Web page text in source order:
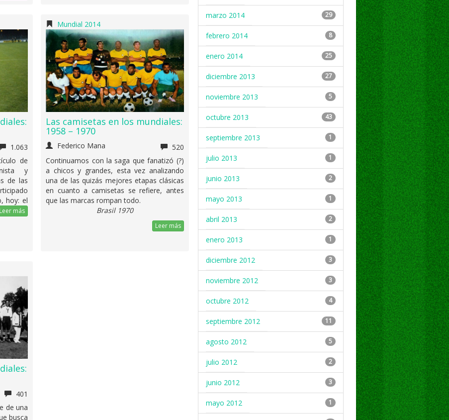
1.063
de
y
de las
hoy: el
Leer más
Mundial 2014
Las camisetas en los mundiales:
1958 – 1970
Federico Mana
520
Continuamos con la saga que fanatizó (?)
a chicos y grandes, esta vez analizando
una de las quizás mejores etapas clásicas
en cuanto a camisetas se refiere, antes
que las marcas rompan todo.
Brasil 1970
Leer más
401
de una
busca
marzo 2014 29
febrero 2014 8
enero 2014 25
diciembre 2013 27
noviembre 2013 5
octubre 2013 43
septiembre 2013 1
julio 2013 1
junio 2013 2
mayo 2013 1
abril 2013 2
enero 2013 1
diciembre 2012 3
noviembre 2012 3
octubre 2012 4
septiembre 2012 11
agosto 2012 5
julio 2012 2
junio 2012 3
mayo 2012 1